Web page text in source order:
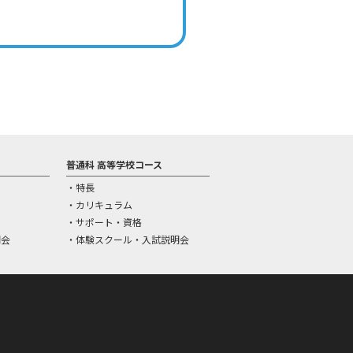
普通科 高等学校コース
特長
カリキュラム
サポート・資格
体験スクール・入試説明会